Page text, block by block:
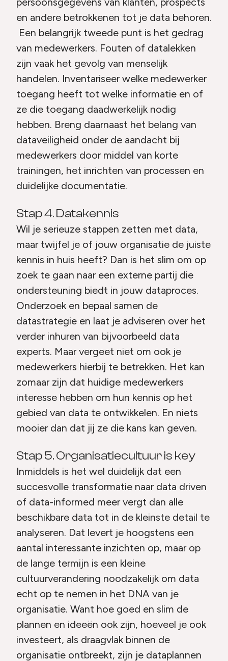
en andere betrokkenen tot je data behoren.
Een belangrijk tweede punt is het gedrag
van medewerkers. Fouten of datalekken
zijn vaak het gevolg van menselijk
handelen. Inventariseer welke medewerker
toegang heeft tot welke informatie en of
ze die toegang daadwerkelijk nodig
hebben. Breng daarnaast het belang van
dataveiligheid onder de aandacht bij
medewerkers door middel van korte
trainingen, het inrichten van processen en
duidelijke documentatie.
Stap 4. Datakennis
Wil je serieuze stappen zetten met data,
maar twijfel je of jouw organisatie de juiste
kennis in huis heeft? Dan is het slim om op
zoek te gaan naar een externe partij die
ondersteuning biedt in jouw dataproces.
Onderzoek en bepaal samen de
datastrategie en laat je adviseren over het
verder inhuren van bijvoorbeeld data
experts. Maar vergeet niet om ook je
medewerkers hierbij te betrekken. Het kan
zomaar zijn dat huidige medewerkers
interesse hebben om hun kennis op het
gebied van data te ontwikkelen. En niets
mooier dan dat jij ze die kans kan geven.
Stap 5. Organisatiecultuur is key
Inmiddels is het wel duidelijk dat een
succesvolle transformatie naar data driven
of data-informed meer vergt dan alle
beschikbare data tot in de kleinste detail te
analyseren. Dat levert je hoogstens een
aantal interessante inzichten op, maar op
de lange termijn is een kleine
cultuurverandering noodzakelijk om data
echt op te nemen in het DNA van je
organisatie. Want hoe goed en slim de
plannen en ideeën ook zijn, hoeveel je ook
investeert, als draagvlak binnen de
organisatie ontbreekt, zijn je dataplannen